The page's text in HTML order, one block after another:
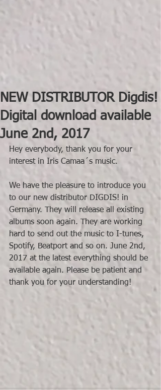
NEW DISTRIBUTOR Digdis!
Digital download available
June 2nd, 2017
Hey everybody, thank you for your
interest in Iris Camaa´s music.
We have the pleasure to introduce you
to our new distributor DIGDIS! in
Germany. They will release all existing
albums soon again. They are working
hard to send out the music to I-tunes,
Spotify, Beatport and so on. June 2nd,
2017 at the latest everything should be
available again. Please be patient and
thank you for your understanding!